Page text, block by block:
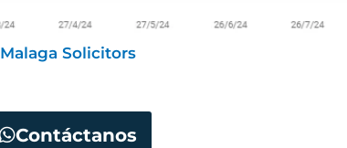
Malaga Solicitors
Contáctanos